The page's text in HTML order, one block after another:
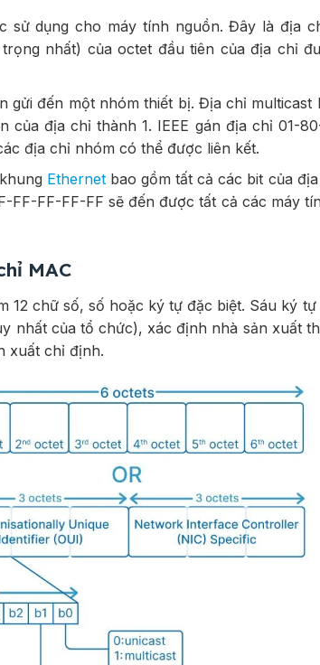
sử dụng cho máy tính nguồn. Đây là địa
nhất) của octet đầu tiên của địa chỉ
gửi đến một nhóm thiết bị. Địa chỉ multicast
của địa chỉ thành 1. IEEE gán địa chỉ 01-
địa chỉ nhóm có thể được liên kết.
Ethernetbao gồm tất cả các bit của
FF-FF-FF-FF sẽ đến được tất cả các máy
MAC
12 chữ số, số hoặc ký tự đặc biệt. Sáu ký
nhất của tổ chức), xác định nhà sản xuất
xuất chỉ định.